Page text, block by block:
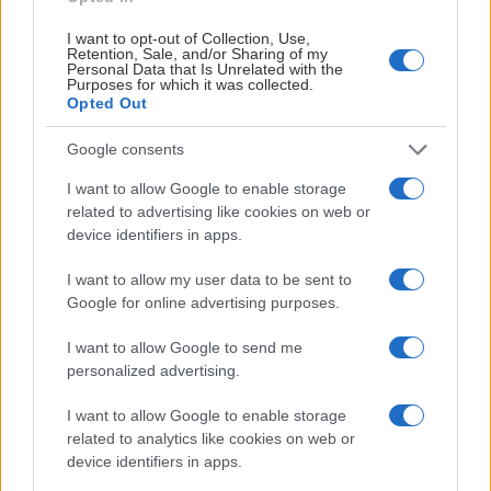
I want to opt-out of Collection, Use,
Retention, Sale, and/or Sharing of my
Personal Data that Is Unrelated with the
Purposes for which it was collected.
Opted Out
Google consents
I want to allow Google to enable storage
related to advertising like cookies on web or
device identifiers in apps.
I want to allow my user data to be sent to
Google for online advertising purposes.
I want to allow Google to send me
personalized advertising.
I want to allow Google to enable storage
related to analytics like cookies on web or
device identifiers in apps.
snabbare, något ledarstaben haft med i planeringen redan
under samlingen i Enköping.
– Vi vill behålla vårt sätt att spela, men vissa detaljer
behöver anpassas. På den mindre rinken blir spelet rakare
utan att tappa vår identitet, säger Hävelid.
Mer än prestationer på isen
Det är inte bara skridskoåkning, passningar och avslut
som granskas under samlingen. Minst lika stor vikt lägger
beteenden de visar, både på och utanför isen. För Hävelid
handlar det också om hur spelarna hanterar de känslor
som följer med att spela matcher där mycket står på spel.
– Jag brukar säga att du ska bli god vän med dina fjärilar.